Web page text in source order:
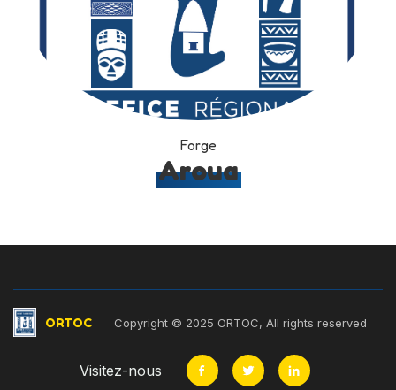
Forge
Aroua
ORTOC Copyright © 2025 ORTOC, All rights reserved
Visitez-nous